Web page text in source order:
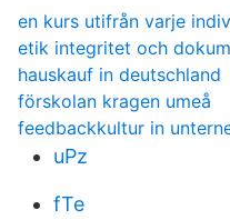
en kurs utifrån varje
etik integritet och
hauskauf in deutschland
förskolan kragen umeå
feedbackkultur in
uPz
fTe